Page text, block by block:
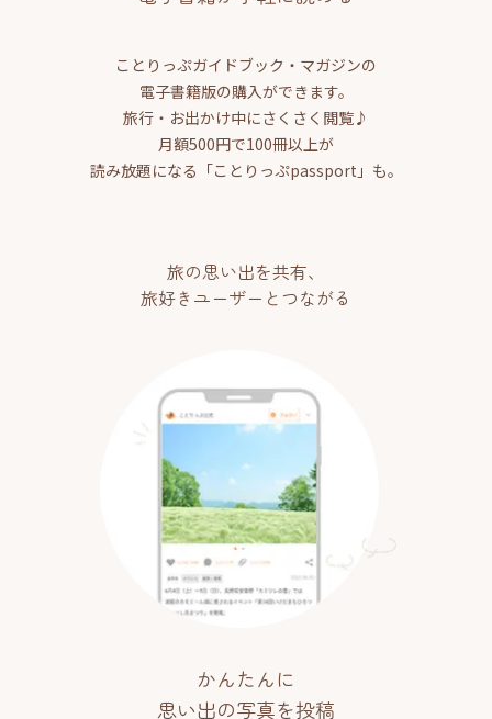
ことりっぷガイドブック・マガジンの
電子書籍版の購入ができます。
旅行・お出かけ中にさくさく閲覧♪
月額500円で100冊以上が
読み放題になる「ことりっぷpassport」も。
旅の思い出を共有、
旅好きユーザーとつながる
かんたんに
思い出の写真を投稿